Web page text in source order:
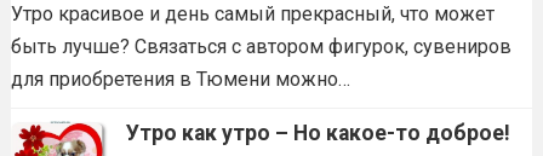
Утро красивое и день самый прекрасный, что может
быть лучше? Связаться с автором фигурок, сувениров
для приобретения в Тюмени можно…
Утро как утро – Но какое-то доброе!